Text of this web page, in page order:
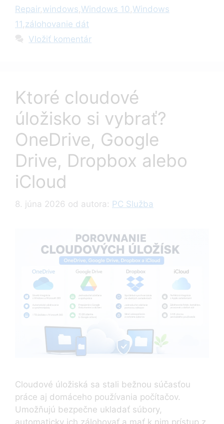
Repair,windows,Windows 10,Windows
11 ,zálohovanie dát
Vložiť komentár
Ktoré cloudové
úložisko si vybrať?
OneDrive, Google
Drive, Dropbox alebo
iCloud
8. júna 2026 od autora: PC Služba
Cloudové úložiská sa stali bežnou súčasťou
práce aj domáceho používania počítačov.
Umožňujú bezpečne ukladať súbory,